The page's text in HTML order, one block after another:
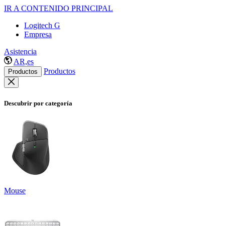
IR A CONTENIDO PRINCIPAL
Logitech G
Empresa
Asistencia
AR,es
Productos Productos
Descubrir por categoría
Mouse